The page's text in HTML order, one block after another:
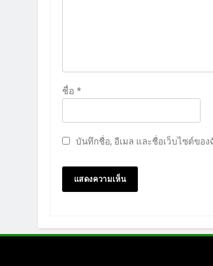
ชื่อ *
บันทึกชื่อ, อีเมล และชื่อเว็บไซต์ขอ